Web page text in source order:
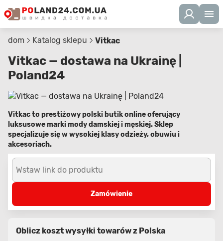
dom Katalog sklepu Vitkac
Vitkac — dostawa na Ukrainę |
Poland24
Vitkac to prestiżowy polski butik online oferujący
luksusowe marki mody damskiej i męskiej. Sklep
specjalizuje się w wysokiej klasy odzieży, obuwiu i
akcesoriach.
Wstaw link do produktu
Zamówienie
Oblicz koszt wysyłki towarów z Polska